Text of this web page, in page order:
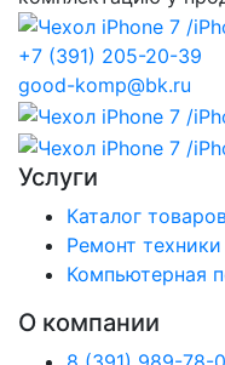
+7 (391) 205-20-39
good-komp@bk.ru
Услуги
Каталог
Ремонт техники
Компьютерная
О компании